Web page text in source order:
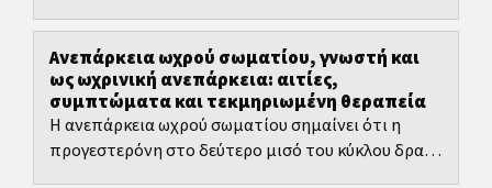
ρεαλιστικά.
Ανεπάρκεια ωχρού σωματίου, γνωστή και
ως ωχρινική ανεπάρκεια: αιτίες,
συμπτώματα και τεκμηριωμένη θεραπεία
Η ανεπάρκεια ωχρού σωματίου σημαίνει ότι η
προγεστερόνη στο δεύτερο μισό του κύκλου δρα